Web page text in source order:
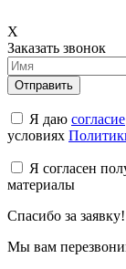
X
Заказать звонок
Отправить
Я даю согласие
условиях
Я согласен
материалы
Спасибо за заявку!
Мы вам